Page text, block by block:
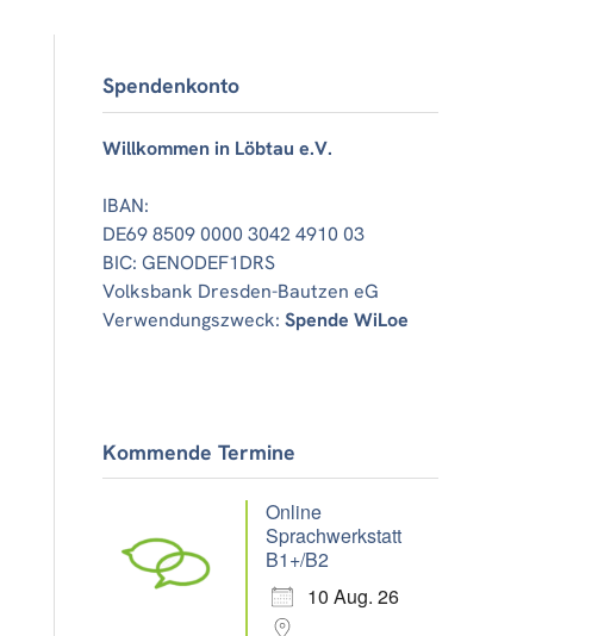
Spendenkonto
Willkommen in Löbtau e.V.
IBAN:
DE69 8509 0000 3042 4910 03
BIC: GENODEF1DRS
Volksbank Dresden-Bautzen eG
Verwendungszweck:Spende WiLoe
Kommende Termine
Online
Sprachwerkstatt
B1+/B2
10 Aug. 26